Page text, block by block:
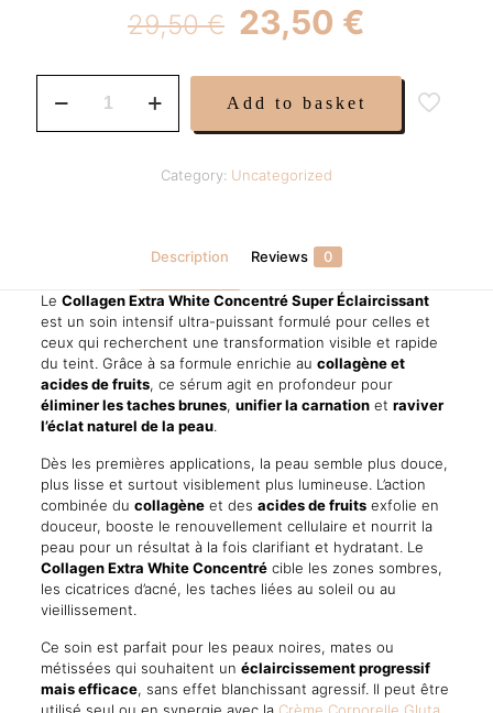
29,50€ Original
price
was:
29,50 €.
23,50 €
is:
23,50 €.
Extra
Add to basket
Category: Uncategorized
Description Reviews 0
Le Collagen Extra White Concentré Super Éclaircissant
est un soin intensif ultra-puissant formulé pour celles et
ceux qui recherchent une transformation visible et rapide
du teint. Grâce à sa formule enrichie au collagène et
acides de fruits, ce sérum agit en profondeur pour
éliminer les taches brunes, unifier la carnationet raviver
l’éclat naturel de la peau.
Dès les premières applications, la peau semble plus douce,
plus lisse et surtout visiblement plus lumineuse. L’action
combinée du collagèneet des acides de fruitsexfolie en
douceur, booste le renouvellement cellulaire et nourrit la
peau pour un résultat à la fois clarifiant et hydratant. Le
Collagen Extra White Concentrécible les zones sombres,
les cicatrices d’acné, les taches liées au soleil ou au
vieillissement.
Ce soin est parfait pour les peaux noires, mates ou
métissées qui souhaitent un éclaircissement progressif
mais efficace, sans effet blanchissant agressif. Il peut être